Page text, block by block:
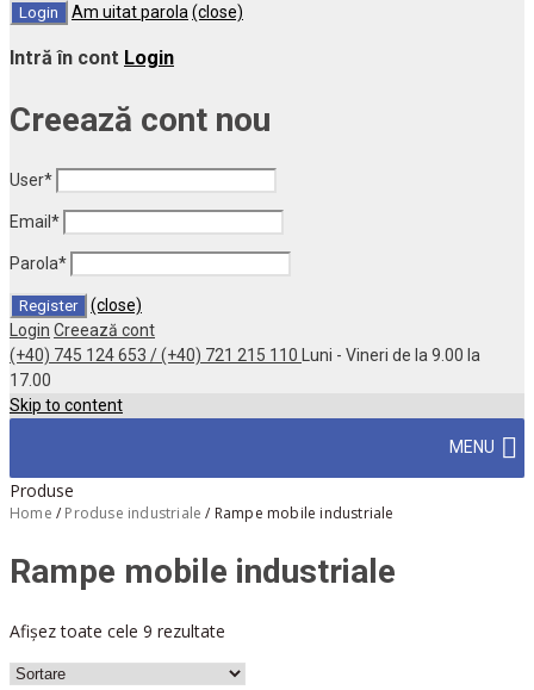
Am uitat parola (close)
Intră în cont Login
Creează cont nou
User*
Email *
Parola*
(close)
Login Creează cont
(+40) 745 124 653 / (+40) 721 215 110
Luni - Vineri de la 9.00 la
17.00
Skip to content
MENU
Produse
Home / Produse industriale / Rampe mobile industriale
Rampe mobile industriale
Afișez toate cele 9 rezultate